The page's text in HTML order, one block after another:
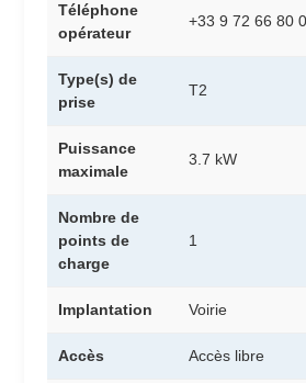
Téléphone
opérateur
+33 9 72 66 80
Type(s) de
prise
T2
Puissance
maximale
3.7 kW
Nombre de
points de
charge
1
Implantation Voirie
Accès Accès libre